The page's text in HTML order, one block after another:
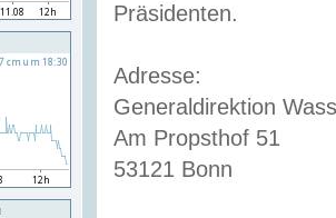
Präsidenten.
Adresse:
Generaldirektion
Am Propsthof 51
53121 Bonn